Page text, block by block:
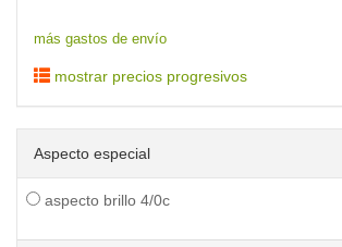
más gastos de envío
mostrar precios progresivos
Aspecto especial
aspecto brillo 4/0c